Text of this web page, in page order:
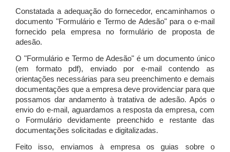
Constatada a adequação do fornecedor, encaminhamos o
documento "Formulário e Termo de Adesão" para o e-mail
fornecido pela empresa no formulário de proposta de
adesão.
O "Formulário e Termo de Adesão" é um documento único
(em formato pdf), enviado por e-mail contendo as
orientações necessárias para seu preenchimento e demais
documentações que a empresa deve providenciar para que
possamos dar andamento à tratativa de adesão. Após o
envio do e-mail, aguardamos a resposta da empresa, com
o Formulário devidamente preenchido e restante das
documentações solicitadas e digitalizadas.
Feito isso, enviamos à empresa os guias sobre o